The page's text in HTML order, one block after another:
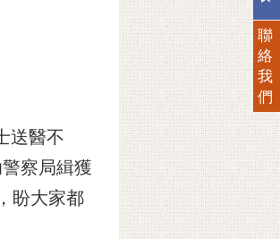
送醫不
察局緝獲
盼大家都
聯
絡
我
們